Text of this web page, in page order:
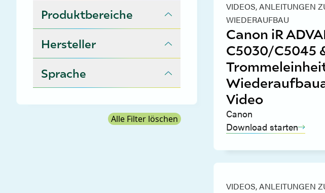
Produktbereiche
Hersteller
Sprache
Alle Filter löschen
VIDEOS,ANLEITUNGEN
WIEDERAUFBAU
Canon iR
C5030/C5045
Video
Canon
Download starten
VIDEOS,ANLEITUNGEN